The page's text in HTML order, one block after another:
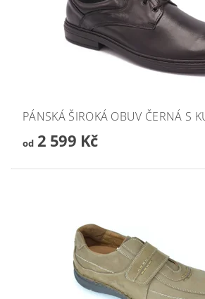
PÁNSKÁ ŠIROKÁ OBUV ČERNÁ S
od2 599 Kč